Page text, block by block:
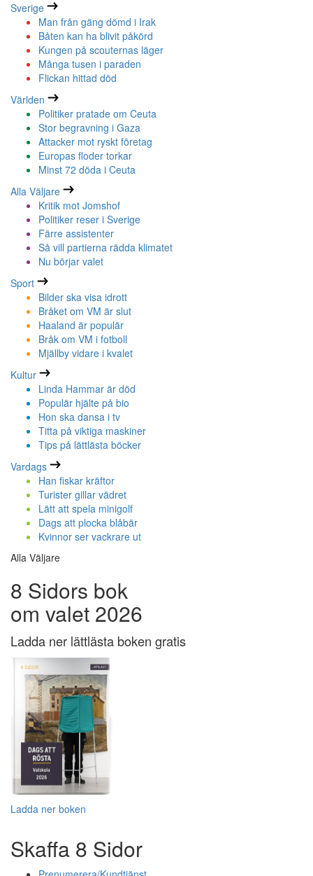
Sverige
Man från gäng dömd i Irak
Båten kan ha blivit påkörd
Kungen på scouternas läger
Många tusen i paraden
Flickan hittad död
Världen
Politiker pratade om Ceuta
Stor begravning i Gaza
Attacker mot ryskt företag
Europas floder torkar
Minst 72 döda i Ceuta
Alla Väljare
Kritik mot Jomshof
Politiker reser i Sverige
Färre assistenter
Så vill partierna rädda klimatet
Nu börjar valet
Sport
Bilder ska visa idrott
Bråket om VM är slut
Haaland är populär
Bråk om VM i fotboll
Mjällby vidare i kvalet
Kultur
Linda Hammar är död
Populär hjälte på bio
Hon ska dansa i tv
Titta på viktiga maskiner
Tips på lättlästa böcker
Vardags
Han fiskar kräftor
Turister gillar vädret
Lätt att spela minigolf
Dags att plocka blåbär
Kvinnor ser vackrare ut
Alla Väljare
8 Sidors bok
om valet 2026
Ladda ner lättlästa boken gratis
Ladda ner boken
Skaffa 8 Sidor